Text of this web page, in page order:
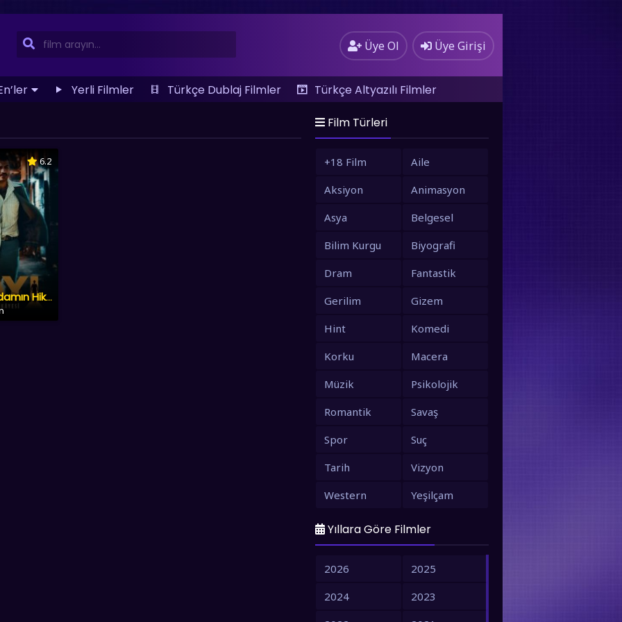
Üye Ol Üye Girişi
Yerli Filmler Türkçe Dublaj Filmler
Türkçe Altyazılı Filmler
6.2
Dayı: Bir Adamın Hikâyesi
Film Türleri
+18 Film
Aile
Aksiyon
Animasyon
Asya
Belgesel
Bilim Kurgu
Biyografi
Dram
Fantastik
Gerilim
Gizem
Hint
Komedi
Korku
Macera
Müzik
Psikolojik
Romantik
Savaş
Spor
Suç
Tarih
Vizyon
Western
Yeşilçam
Yıllara Göre Filmler
2026
2025
2024
2023